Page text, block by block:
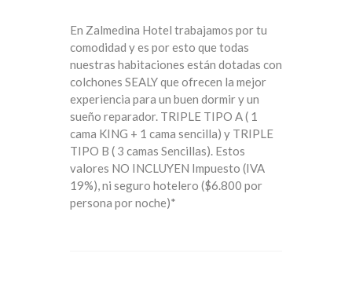
En Zalmedina Hotel trabajamos por tu
comodidad y es por esto que todas
nuestras habitaciones están dotadas con
colchones SEALY que ofrecen la mejor
experiencia para un buen dormir y un
sueño reparador. TRIPLE TIPO A ( 1
cama KING + 1 cama sencilla) y TRIPLE
TIPO B ( 3 camas Sencillas). Estos
valores NO INCLUYEN Impuesto (IVA
19%), ni seguro hotelero ($6.800 por
persona por noche)*